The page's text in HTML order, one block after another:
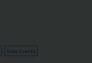
Side Events